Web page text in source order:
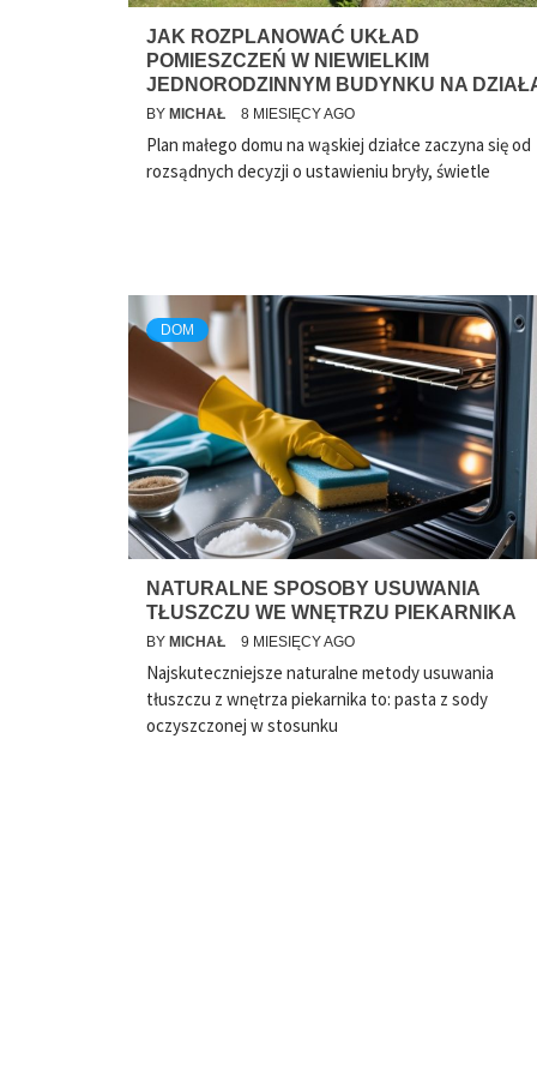
JAK ROZPLANOWAĆ UKŁAD
POMIESZCZEŃ W NIEWIELKIM
JEDNORODZINNYM BUDYNKU NA
BY MICHAŁ 8 MIESIĘCY AGO
Plan małego domu na wąskiej działce zaczyna się od
rozsądnych decyzji o ustawieniu bryły, świetle
DOM
NATURALNE SPOSOBY USUWANIA
TŁUSZCZU WE WNĘTRZU PIEKARNIKA
BY MICHAŁ 9 MIESIĘCY AGO
Najskuteczniejsze naturalne metody usuwania
tłuszczu z wnętrza piekarnika to: pasta z sody
oczyszczonej w stosunku